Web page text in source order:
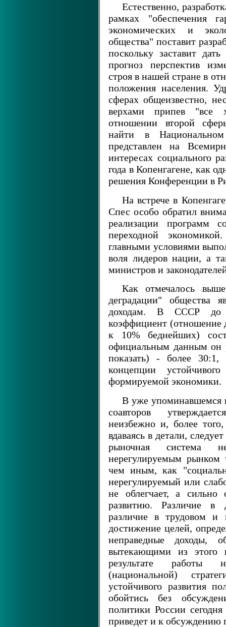
Естественно,
рамках "обеспечения
экономических и
общества" поставит
поскольку заставит
прогноз перспектив
строя в нашей стране в
положения населения.
сферах общеизвестно,
верхами припев "все
отношении второй
найти в
представлен на
интересах социального
года в Копенгагене, как
решения Конференции в
На встрече в
Спес особо обратил
реализации программ
переходной
главными условиями
воля лидеров нации, а
министров и
Как отмечалось
деградации" общества
доходам. В СССР до
коэффициент (отношение
к 10% беднейших)
официальным данным он
показать) - более 30:1,
концепции
формируемой экономики.
В уже упоминавшемся
соавторов
неизбежно и, более
вдаваясь в детали,
рыночная система
нерегулируемым рынком
чем иным, как
нерегулируемый или
не облегчает, а сильно
развитию. Различие в
различие в трудовом и
достижение целей,
неправедные доходы,
вытекающими из этого
результате работы
(национальной)
устойчивого развития
обойтись без
политики России
приведет и к обсуждению